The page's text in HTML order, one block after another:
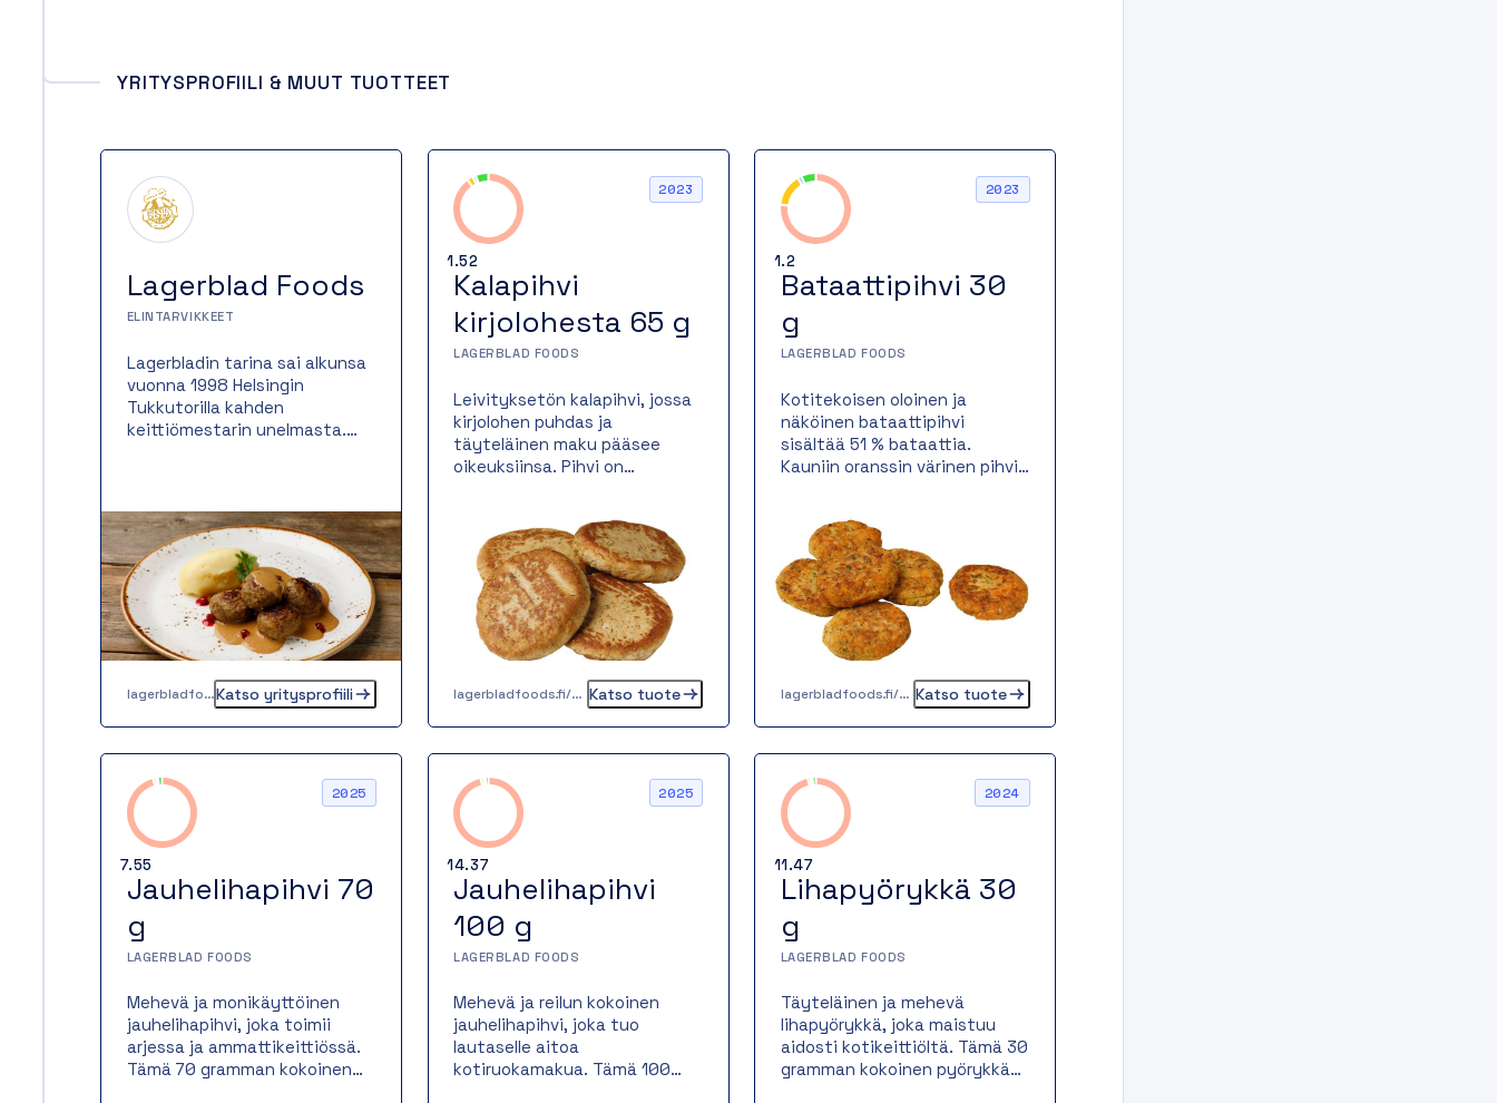
YRITYSPROFIILI & MUUT TUOTTEET
Lagerblad Foods
ELINTARVIKKEET
Lagerbladin tarina sai alkunsa
vuonna 1998 Helsingin
Tukkutorilla kahden
keittiömestarin unelmasta.
suussa sulavaa ruokaa
hotellien ja ravintoloiden
vaativiin tarpeisiin. Aluksi oli
vain kahden keittiömestarin
unelma hyvästä ruoasta –
kuluneina vuosina tuosta
unelmasta on kasvanut
päivänä työllistämme jo noin
ja
yhteistyökumppaneitamme.
lagerbladfoods.fiKatso yritysprofiili
1.52
2023
Kalapihvi
kirjolohesta 65 g
LAGERBLAD FOODS
Leivityksetön kalapihvi, jossa
kirjolohen puhdas ja
täyteläinen maku pääsee
oikeuksiinsa. Pihvi on
kullankeltaisen paistopinnan
ja mehevän rakenteen.
Monipuolinen kalapihvi sopii
erinomaisesti niin
lounaspöytään kuin
lämpimäksi ateriaksi
esimerkiksi keitettyjen
perunoiden,
kermaviilikastikkeen ja
mummonkurkkujen kanssa.
Toimii mainiosti myös
kalaburgerin välissä.
lagerbladfoods.fi/tuotteet/kalapihvi-kirjolohesta-65-g Katso tuote
1.2
2023
Bataattipihvi 30
g
LAGERBLAD FOODS
Kotitekoisen oloinen ja
näköinen bataattipihvi
sisältää 51 % bataattia.
Kauniin oranssin värinen pihvi
kalaruoan lisukkeena.
Bataattipihvi paistetaan
valurautapannulla, jossa se
saa rapean ja herkullisen
paistopinnan.
lagerbladfoods.fi/tuotteet/bataattipihvi-n-30-g Katso tuote
7.55
2025
Jauhelihapihvi 70
g
LAGERBLAD FOODS
Mehevä ja monikäyttöinen
jauhelihapihvi, joka toimii
arjessa ja ammattikeittiössä.
Tämä 70 gramman kokoinen
14.37
2025
Jauhelihapihvi
100 g
LAGERBLAD FOODS
Mehevä ja reilun kokoinen
jauhelihapihvi, joka tuo
lautaselle aitoa
kotiruokamakua. Tämä 100
11.47
2024
Lihapyörykkä 30
g
LAGERBLAD FOODS
Täyteläinen ja mehevä
lihapyörykkä, joka maistuu
aidosti kotikeittiöltä. Tämä 30
gramman kokoinen pyörykkä